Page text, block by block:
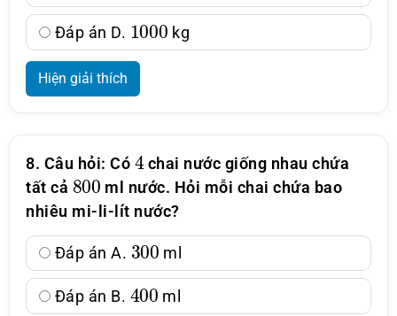
Đáp án D.
1000
kg
Hiện giải thích
8. Câu hỏi: Có
4
chai nước giống nhau chứa
tất cả
800
ml nước. Hỏi mỗi chai chứa bao
nhiêu mi-li-lít nước?
Đáp án A.
300
ml
Đáp án B.
400
ml